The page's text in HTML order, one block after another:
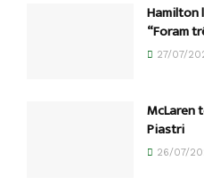
Hamilton
“Foram
27/07/
McLaren
Piastri
26/07/